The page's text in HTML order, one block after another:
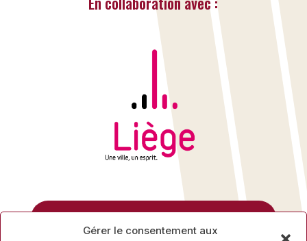
Gérer le consentement aux
Rue des Mineurs, 17